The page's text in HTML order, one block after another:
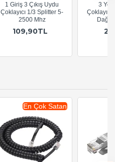
1 Giriş 3 Çıkış Uydu
Çoklayıcı 1/3 Splitter 5-
2500 Mhz
109,90TL
3
En Çok Satan